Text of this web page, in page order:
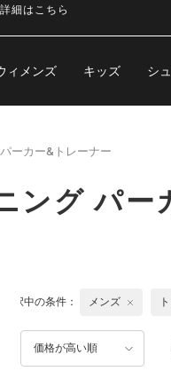
細はこちら
ィメンズ キッズ シ
パーカー&トレーナー
ング パー
価格が高い順
選択中の条件： メンズ